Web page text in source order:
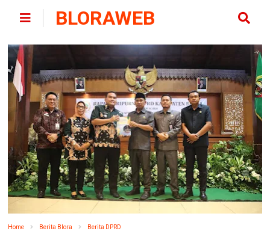
BLORAWEB
Home Berita Blora Berita DPRD